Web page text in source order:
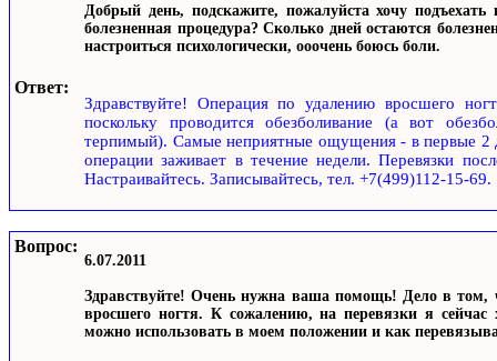
Добрый день, подскажите, пожалуйста хочу
болезненная процедура? Сколько дней остаются
настроиться психологически, ооочень боюсь боли.
Ответ:
Здравcтвуйте! Операция по удалению вросшего
поскольку проводится обезболивание (а вот
терпимый). Самые неприятные ощущения - в первые 2
операции заживает в течение недели. Перевязки
Настраивайтесь. Записывайтесь, тел. +7(499)112-15-69.
Вопрос:
6.07.2011
Здравствуйте! Очень нужна ваша помощь! Дело в том,
вросшего ногтя. К сожалению, на перевязки я сейчас
можно использовать в моем положении и как